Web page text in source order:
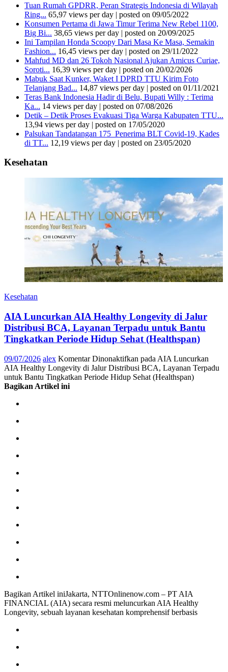
Tuan Rumah GPDRR, Peran Strategis Indonesia di Wilayah
Ring... 65,97 views per day | posted on 09/05/2022
Konsumen Pertama di Jawa Timur Terima New Rebel 1100,
Big Bi... 38,65 views per day | posted on 20/09/2025
Ini Tampilan Honda Scoopy Dari Masa Ke Masa, Semakin
Fashion... 16,45 views per day | posted on 29/11/2022
Mahfud MD dan 26 Tokoh Nasional Ajukan Amicus Curiae,
Soroti... 16,39 views per day | posted on 20/02/2026
Mabuk Saat Kunker, Waket I DPRD TTU Kirim Foto
Telanjang Bad... 14,87 views per day | posted on 01/11/2021
Teras Bank Indonesia Hadir di Belu, Bupati Willy : Terima
Ka... 14 views per day | posted on 07/08/2026
Detik – Detik Proses Evakuasi Tiga Warga Kabupaten TTU...
13,94 views per day | posted on 17/05/2020
Palsukan Tandatangan 175 Penerima BLT Covid-19, Kades
di TT... 12,19 views per day | posted on 23/05/2020
Kesehatan
Kesehatan
AIA Luncurkan AIA Healthy Longevity di Jalur
Distribusi BCA, Layanan Terpadu untuk Bantu
Tingkatkan Periode Hidup Sehat (Healthspan)
09/07/2026 alex Komentar Dinonaktifkan pada AIA Luncurkan
AIA Healthy Longevity di Jalur Distribusi BCA, Layanan Terpadu
untuk Bantu Tingkatkan Periode Hidup Sehat (Healthspan)
Bagikan Artikel ini
Bagikan Artikel iniJakarta, NTTOnlinenow.com – PT AIA
FINANCIAL (AIA) secara resmi meluncurkan AIA Healthy
Longevity, sebuah layanan kesehatan komprehensif berbasis